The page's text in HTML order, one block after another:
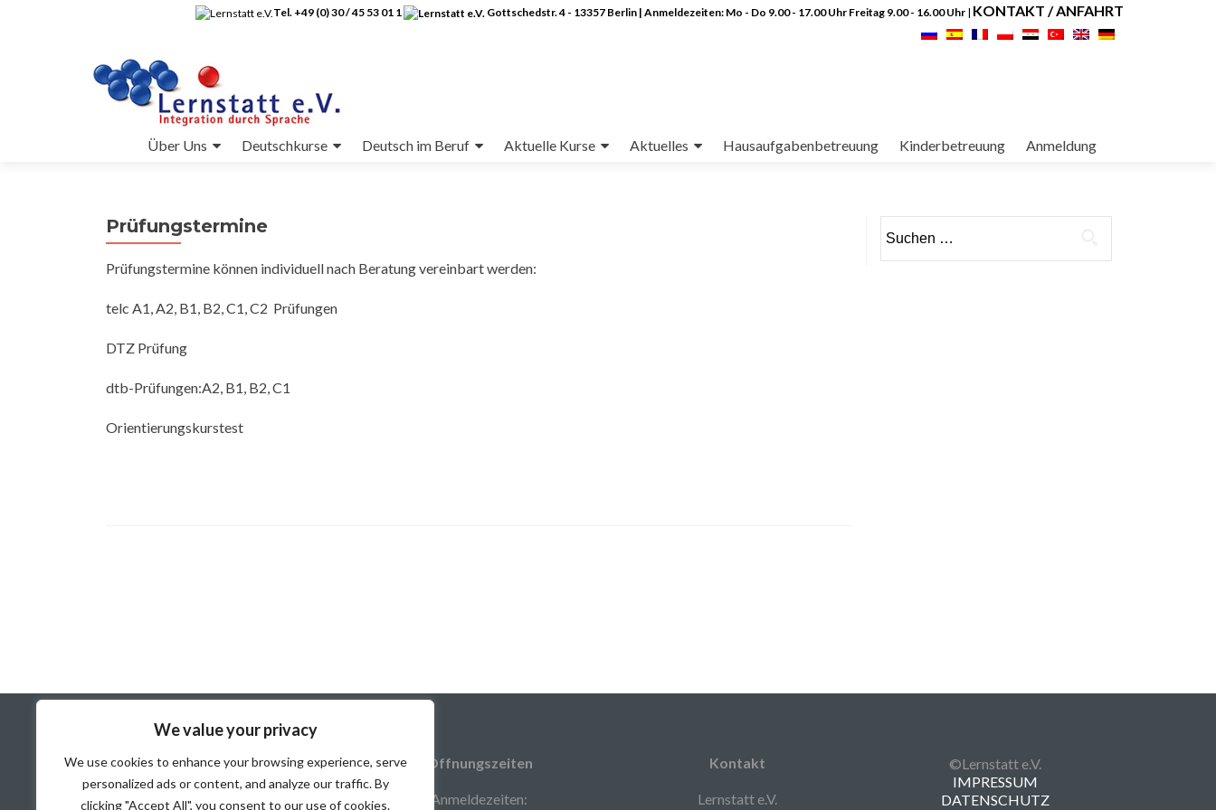
We value your privacy
We use cookies to enhance your browsing experience, serve
personalized ads or content, and analyze our traffic. By
clicking "Accept All", you consent to our use of cookies.
Tel. +49 (0) 30 / 45 53 01 1 Gottschedstr. 4 - 13357 Berlin | Anmeldezeiten: Mo - Do 9.00 - 17.00 Uhr Freitag 9.00 - 16.00 Uhr | KONTAKT / ANFAHRT
Über Uns Deutschkurse Deutsch im Beruf Aktuelle Kurse Aktuelles Hausaufgabenbetreuung Kinderbetreuung Anmeldung
Prüfungstermine
Prüfungstermine können individuell nach Beratung vereinbart werden:
telc A1, A2, B1, B2, C1, C2 Prüfungen
DTZ Prüfung
dtb-Prüfungen:A2, B1, B2, C1
Orientierungskurstest
nach:
Benötigte Unterlagen zur
Anmeldung
Öffnungszeiten
Anmeldezeiten:
Kontakt
Lernstatt e.V.
©Lernstatt e.V.
IMPRESSUM
DATENSCHUTZ